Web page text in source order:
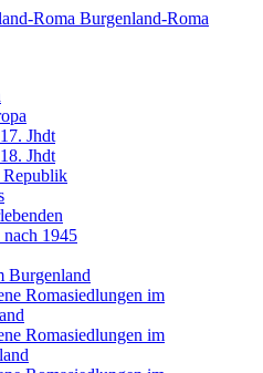
Burgenland-Roma
Jhdt
Jhdt
Republik
1945
Burgenland
Romasiedlungen im
Romasiedlungen im